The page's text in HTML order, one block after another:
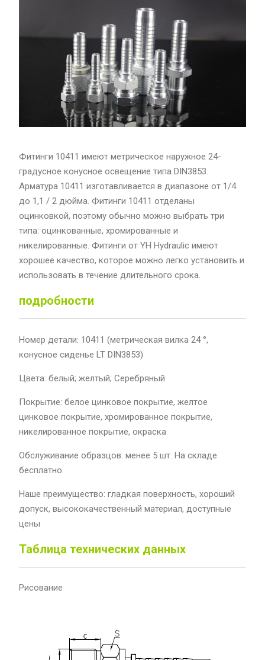
Фитинги 10411 имеют метрическое наружное 24-
градусное конусное освещение типа DIN3853.
Арматура 10411 изготавливается в диапазоне от 1/4
до 1,1 / 2 дюйма. Фитинги 10411 отделаны
оцинковкой, поэтому обычно можно выбрать три
типа: оцинкованные, хромированные и
никелированные. Фитинги от YH Hydraulic имеют
хорошее качество, которое можно легко установить и
использовать в течение длительного срока.
подробности
Номер детали: 10411 (метрическая вилка 24 °,
конусное сиденье LT DIN3853)
Цвета: белый; желтый; Серебряный
Покрытие: белое цинковое покрытие, желтое
цинковое покрытие, хромированное покрытие,
никелированное покрытие, окраска
Обслуживание образцов: менее 5 шт. На складе
бесплатно
Наше преимущество: гладкая поверхность, хороший
допуск, высококачественный материал, доступные
цены
Таблица технических данных
Рисование